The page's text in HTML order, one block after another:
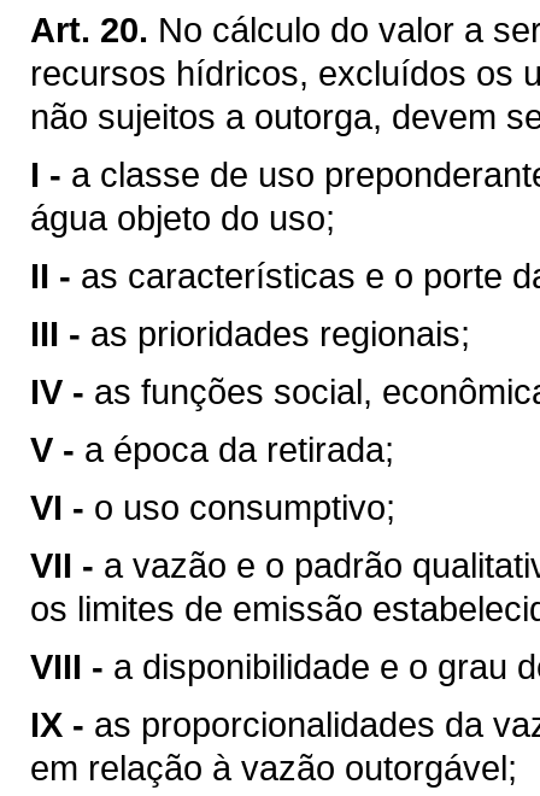
Art. 20. No cálculo do valor a
recursos hídricos, excluídos os
não sujeitos a outorga, devem
I - a classe de uso
água objeto do uso;
II - as características e o porte
III - as prioridades regionais;
IV - as funções social,
V - a época da retirada;
VI - o uso consumptivo;
VII - a vazão e o padrão
os limites de emissão
VIII - a disponibilidade e o grau
IX - as proporcionalidades da
em relação à vazão outorgável;